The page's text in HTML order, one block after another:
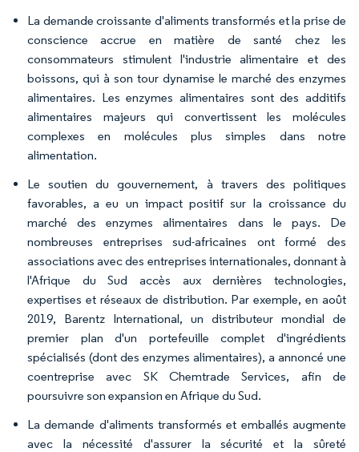
La demande croissante d'aliments transformés et la prise de
conscience accrue en matière de santé chez les
consommateurs stimulent l'industrie alimentaire et des
boissons, qui à son tour dynamise le marché des enzymes
alimentaires. Les enzymes alimentaires sont des additifs
alimentaires majeurs qui convertissent les molécules
complexes en molécules plus simples dans notre
alimentation.
Le soutien du gouvernement, à travers des politiques
favorables, a eu un impact positif sur la croissance du
marché des enzymes alimentaires dans le pays. De
nombreuses entreprises sud-africaines ont formé des
associations avec des entreprises internationales, donnant à
l'Afrique du Sud accès aux dernières technologies,
expertises et réseaux de distribution. Par exemple, en août
2019, Barentz International, un distributeur mondial de
premier plan d'un portefeuille complet d'ingrédients
spécialisés (dont des enzymes alimentaires), a annoncé une
coentreprise avec SK Chemtrade Services, afin de
poursuivre son expansion en Afrique du Sud.
La demande d'aliments transformés et emballés augmente
avec la nécessité d'assurer la sécurité et la sûreté